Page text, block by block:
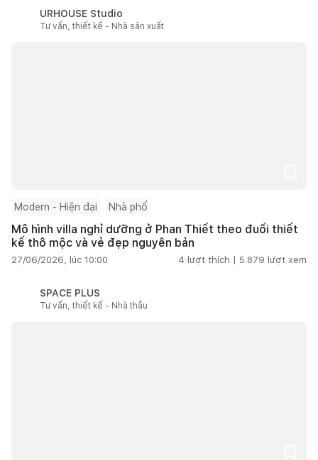
URHOUSE Studio
Tư vấn, thiết kế - Nhà sản xuất
Modern - Hiện đại Nhà phố
Mô hình villa nghỉ dưỡng ở Phan Thiết theo đuổi thiết
kế thô mộc và vẻ đẹp nguyên bản
27/06/2026, lúc 10:00 4 lượt thích | 5.879 lượt xem
SPACE PLUS
Tư vấn, thiết kế - Nhà thầu